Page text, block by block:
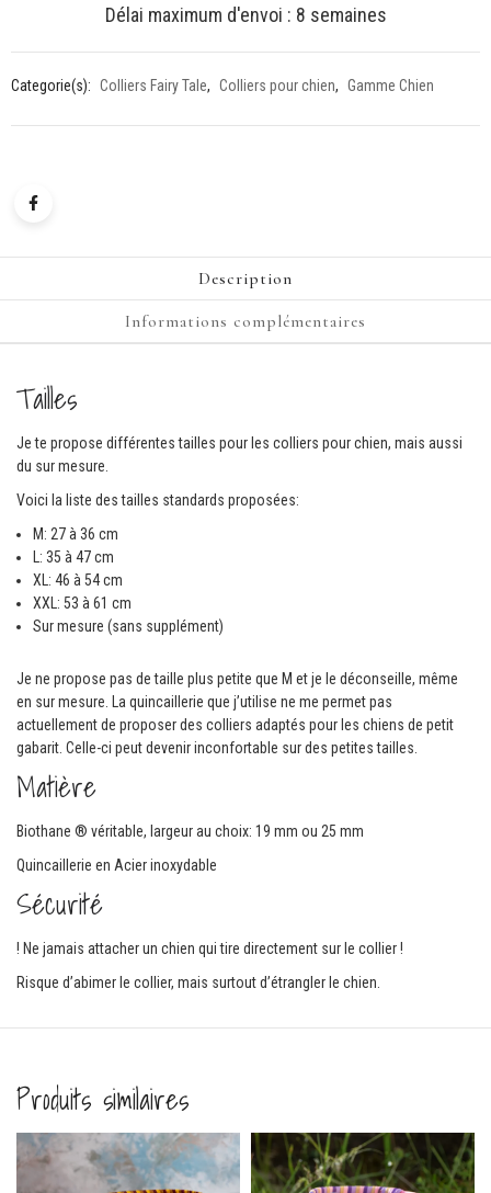
Délai maximum d'envoi : 8 semaines
Categorie(s): Colliers Fairy Tale, Colliers pour chien, Gamme Chien
Description
Informations complémentaires
Tailles
Je te propose différentes tailles pour les colliers pour chien, mais aussi
du sur mesure.
Voici la liste des tailles standards proposées:
M: 27 à 36 cm
L: 35 à 47 cm
XL: 46 à 54 cm
XXL: 53 à 61 cm
Sur mesure (sans supplément)
Je ne propose pas de taille plus petite que M et je le déconseille, même
en sur mesure. La quincaillerie que j’utilise ne me permet pas
actuellement de proposer des colliers adaptés pour les chiens de petit
gabarit. Celle-ci peut devenir inconfortable sur des petites tailles.
Matière
Biothane ® véritable, largeur au choix: 19 mm ou 25 mm
Quincaillerie en Acier inoxydable
Sécurité
! Ne jamais attacher un chien qui tire directement sur le collier !
Risque d’abimer le collier, mais surtout d’étrangler le chien.
Produits similaires